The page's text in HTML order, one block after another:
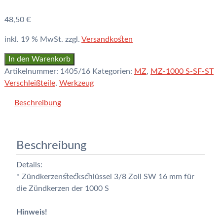
48,50 €
inkl. 19 % MwSt. zzgl. Versandkosten
16
mm
Zündkerzensteckschlüssel
Zoll
In den Warenkorb
Artikelnummer: 1405/16 Kategorien: MZ, MZ-1000 S-SF-ST
Verschleißteile, Werkzeug
Beschreibung
Beschreibung
Details:
* Zündkerzensteckschlüssel 3/8 Zoll SW 16 mm für
die Zündkerzen der 1000 S
Hinweis!